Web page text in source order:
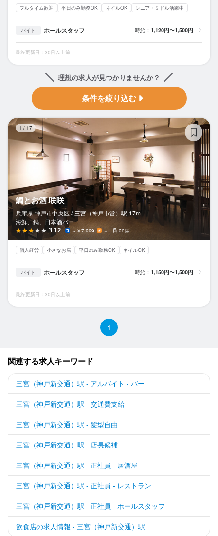
フルタイム歓迎 平日のみ勤務OK ネイルOK シニア・ミドル活躍中
バイト ホールスタッフ 時給： 1,120円〜1,500円
最終更新日：30日以上前
理想の求人が見つかりませんか？
条件を絞り込む
1 / 17
鯛とお酒 咲咲
兵庫県 神戸市中央区 / 三宮（神戸市営） 駅 17m
海鮮、鍋、日本酒バー
3.12 ～￥7,999 － 20席
個人経営 小さなお店 平日のみ勤務OK ネイルOK
バイト ホールスタッフ 時給： 1,150円〜1,500円
最終更新日：30日以上前
1
関連する求人キーワード
三宮（神戸新交通）駅 - アルバイト - バー
三宮（神戸新交通）駅 - 交通費支給
三宮（神戸新交通）駅 - 髪型自由
三宮（神戸新交通）駅 - 店長候補
三宮（神戸新交通）駅 - 正社員 - 居酒屋
三宮（神戸新交通）駅 - 正社員 - レストラン
三宮（神戸新交通）駅 - 正社員 - ホールスタッフ
飲食店の求人情報 - 三宮（神戸新交通）駅